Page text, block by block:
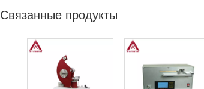
Связанные продукты